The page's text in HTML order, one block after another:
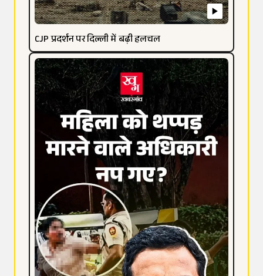
CJP प्रदर्शन पर दिल्ली में बढ़ी हलचल